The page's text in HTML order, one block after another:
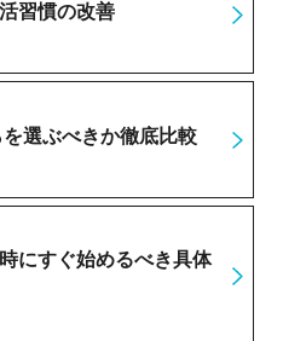
習慣の改善
選ぶべきか徹底比較
にすぐ始めるべき具体